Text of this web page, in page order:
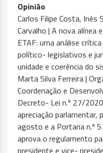
Opinião
Carlos Filipe Costa, Inês
Carvalho | A nova alínea
ETAF: uma análise
político- legislativos e
unidade e coerência do
Marta Silva Ferreira |
Coordenação e
Decreto- Lei n.º 27/
apreciação parlamentar,
agosto e a Portaria n.º
aprova o regulamento
presidente e vice-